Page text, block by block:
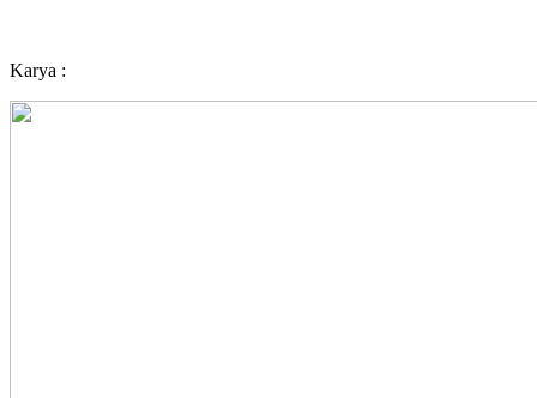
Karya :